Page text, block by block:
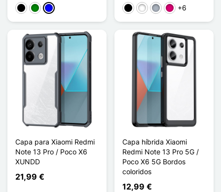
PretoVerdeAzul PretoBrancoCinzento
Magenta
+6
Capa para Xiaomi Redmi
Note 13 Pro / Poco X6
XUNDD
21,99 €
Capa híbrida Xiaomi
Redmi Note 13 Pro 5G /
Poco X6 5G Bordos
coloridos
12,99 €